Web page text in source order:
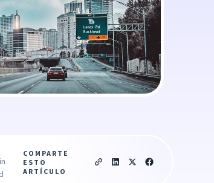
COMPARTE
ESTO
ARTÍCULO